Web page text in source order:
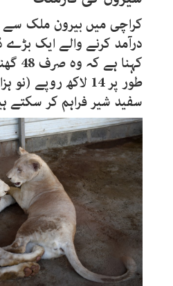
کراچی میں بیرون ملک سے
درآمد کرنے والے ایک بڑے
کہنا
طور پر 14 لاکھ
سفید شیر فراہم کر سکتے